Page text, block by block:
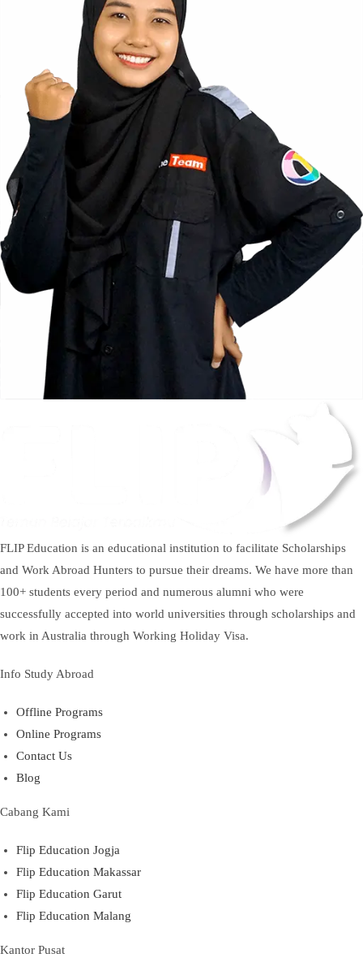
FLIP Education is an educational institution to facilitate Scholarships
and Work Abroad Hunters to pursue their dreams. We have more than
100+ students every period and numerous alumni who were
successfully accepted into world universities through scholarships and
work in Australia through Working Holiday Visa.
Info Study Abroad
Offline Programs
Online Programs
Contact Us
Blog
Cabang Kami
Flip Education Jogja
Flip Education Makassar
Flip Education Garut
Flip Education Malang
Kantor Pusat